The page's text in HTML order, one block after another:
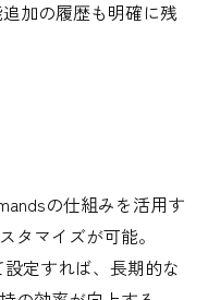
加の履歴も明確に残
の仕組みを活用す
タマイズが可能。
定すれば、長期的な